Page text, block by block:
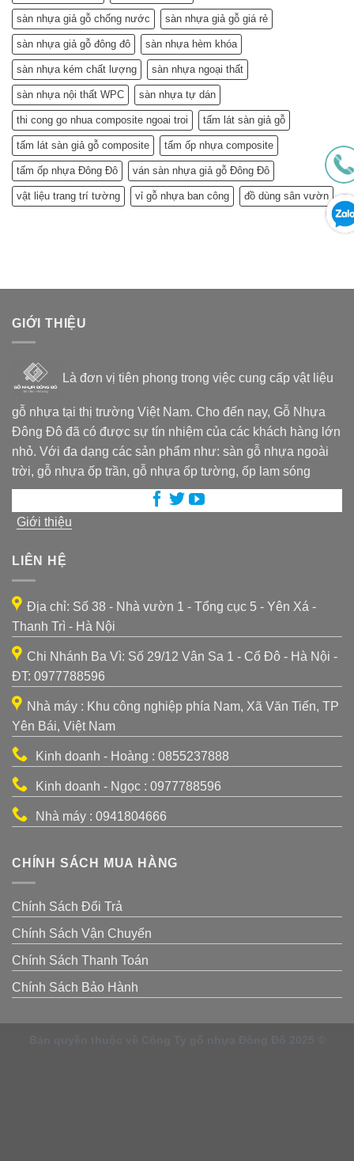
sàn nhựa giả gỗ chống nước sàn nhựa giả gỗ giá rẻ
sàn nhựa giả gỗ đông đô sàn nhựa hèm khóa
sàn nhựa kém chất lượng sàn nhựa ngoại thất
sàn nhựa nội thất WPC sàn nhựa tự dán
thi cong go nhua composite ngoai troi tấm lát sàn giả gỗ
tấm lát sàn giả gỗ composite tấm ốp nhựa composite
tấm ốp nhựa Đông Đô ván sàn nhựa giả gỗ Đông Đô
vật liệu trang trí tường vỉ gỗ nhựa ban công đồ dùng sân vườn
GIỚI THIỆU
Là đơn vị tiên phong trong việc cung cấp vật liệu
gỗ nhựa tại thị trường Việt Nam. Cho đến nay, Gỗ Nhựa
Đông Đô đã có được sự tín nhiệm của các khách hàng lớn
nhỏ. Với đa dạng các sản phẩm như: sàn gỗ nhựa ngoài
trời, gỗ nhựa ốp trần, gỗ nhựa ốp tường, ốp lam sóng
Giới thiệu
LIÊN HỆ
Địa chỉ: Số 38 - Nhà vườn 1 - Tổng cục 5 - Yên Xá -
Thanh Trì - Hà Nội
Chi Nhánh Ba Vì: Số 29/12 Vân Sa 1 - Cổ Đô - Hà Nội -
ĐT: 0977788596
Nhà máy : Khu công nghiệp phía Nam, Xã Văn Tiến, TP
Yên Bái, Việt Nam
Kinh doanh - Hoàng : 0855237888
Kinh doanh - Ngọc : 0977788596
Nhà máy : 0941804666
CHÍNH SÁCH MUA HÀNG
Chính Sách Đổi Trả
Chính Sách Vận Chuyển
Chính Sách Thanh Toán
Chính Sách Bảo Hành